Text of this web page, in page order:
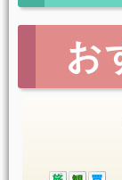
お